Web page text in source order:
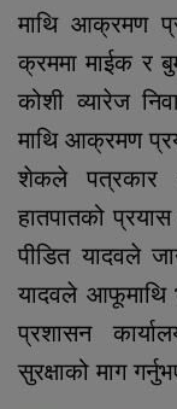
माथि आक्रमण
क्रममा माईक र
कोशी व्यारेज
माथि आक्रमण
शेकले पत्रकार
हातपातको
पीडित यादवले
यादवले आफूमाथि
प्रशासन
सुरक्षाको माग